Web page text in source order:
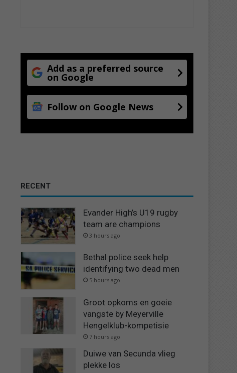
Add as a preferred source
on Google
Follow on Google News
RECENT
Evander High’s U19 rugby
team are champions
3 hours ago
Bethal police seek help
identifying two dead men
5 hours ago
Groot opkoms en goeie
vangste by Meyerville
Hengelklub-kompetisie
7 hours ago
Duiwe van Secunda vlieg
plekke los